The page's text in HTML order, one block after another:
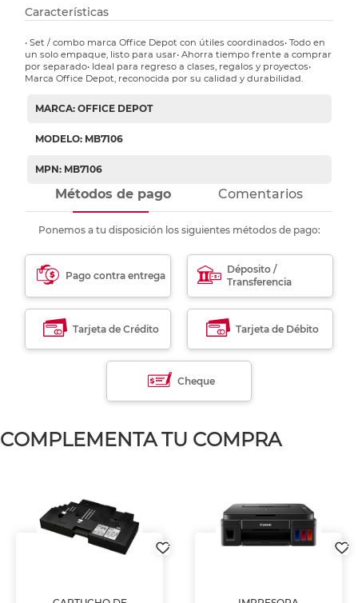
Características
• Set / combo marca Office Depot con útiles coordinados• Todo en
un solo empaque, listo para usar• Ahorra tiempo frente a comprar
por separado• Ideal para regreso a clases, regalos y proyectos•
Marca Office Depot, reconocida por su calidad y durabilidad.
MARCA: OFFICE DEPOT
MODELO: MB7106
MPN: MB7106
Métodos de pago Comentarios
Ponemos a tu disposición los siguientes métodos de pago:
Pago contra entrega
Déposito /
Transferencia
Tarjeta de Crédito Tarjeta de Débito
Cheque
COMPLEMENTA TU COMPRA